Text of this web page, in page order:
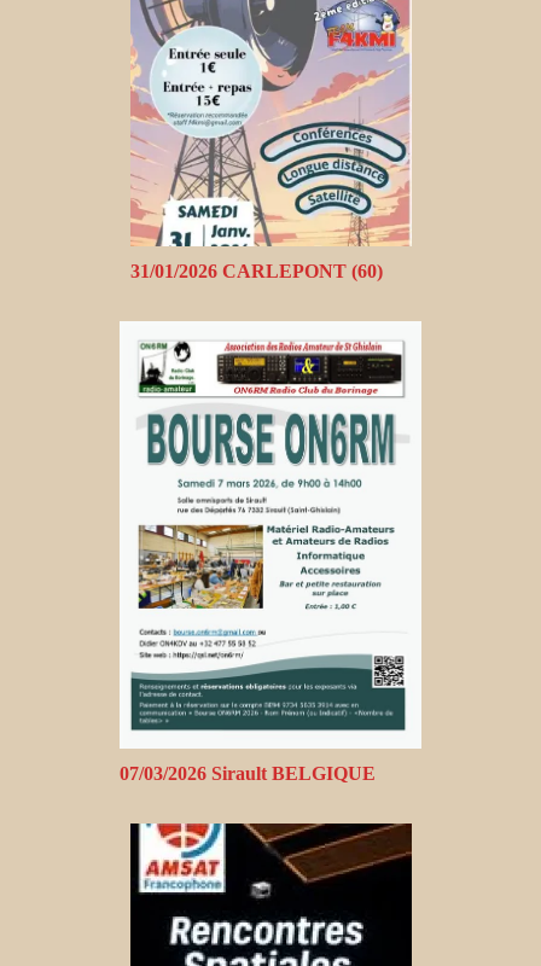
31/01/2026 CARLEPONT (60)
07/03/2026 Sirault BELGIQUE